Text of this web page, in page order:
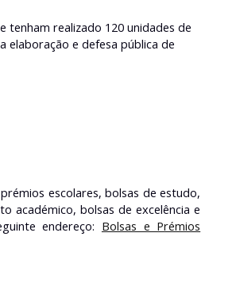
tenham realizado 120 unidades de
elaboração e defesa pública de
escolares, bolsas de estudo,
académico, bolsas de excelência e
endereço: Bolsas e Prémios